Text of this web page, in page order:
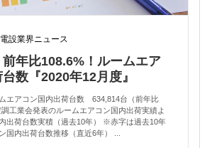
電設業界ニュース
前年比108.6%！ルームエア
数『2020年12月度』
エアコン国内出荷台数 634,814台（前年比
工業会発表のルームエアコン国内出荷実績よ
出荷台数実積（過去10年） ※赤字は過去10年
国内出荷台数推移（直近6年） ...